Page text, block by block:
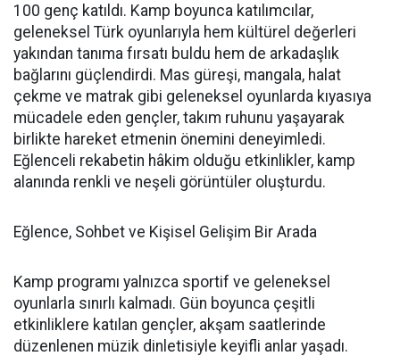
100 genç katıldı. Kamp boyunca katılımcılar,
geleneksel Türk oyunlarıyla hem kültürel değerleri
yakından tanıma fırsatı buldu hem de arkadaşlık
bağlarını güçlendirdi. Mas güreşi, mangala, halat
çekme ve matrak gibi geleneksel oyunlarda kıyasıya
mücadele eden gençler, takım ruhunu yaşayarak
birlikte hareket etmenin önemini deneyimledi.
Eğlenceli rekabetin hâkim olduğu etkinlikler, kamp
alanında renkli ve neşeli görüntüler oluşturdu.
Eğlence, Sohbet ve Kişisel Gelişim Bir Arada
Kamp programı yalnızca sportif ve geleneksel
oyunlarla sınırlı kalmadı. Gün boyunca çeşitli
etkinliklere katılan gençler, akşam saatlerinde
düzenlenen müzik dinletisiyle keyifli anlar yaşadı.